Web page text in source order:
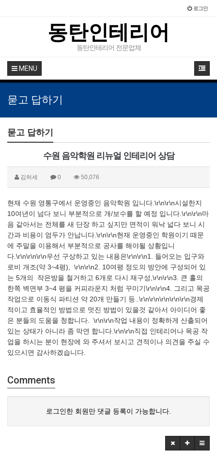
로그인
동탄인테리어
동탄인테리어 전문업체
MENU
묻고 답하기
묻고 답하기
수원 음악학원 리뉴얼 인테리어 상담
김허세 0 50,076
현재 수원 영통구에서 운영중인 음악학원 입니다.\r\n\r\n시설한지
10여년이 넘다 보니 부분적으로 개/보수를 할 예정 입니다.\r\n\r\n마
음 같아서는 전체를 새 단장 하고 싶지만 면적이 워낙 넓다 보니 시
간과 비용이 엄두가 안납니다.\r\n\r\n현재 운영중인 학원이기 때문
에 주말을 이용해서 부분적으로 공사를 해야될 상황입니
다.\r\n\r\n\r\n우선 구상하고 있는 내용은\r\n\r\n1. 들어오는 입구와
로비 개조(약 3~4평), \r\n\r\n2. 10여평 정도의 방안에 구성되어 있
는 5개의 작은방을 철거하고 6개로 다시 재구성,\r\n\r\n3. 큰 홀의
한쪽 벽면부 3~4 평을 커피라운지 처럼 꾸미기\r\n\r\n4. 그리고 목공
작업으로 이동식 파티션 약 20개 만들기 등..\r\n\r\n\r\n\r\n\r\n경제
적이고 효율적인 방법으로 멋진 방법이 있을것 같아서 아이디어 좋
은 분들의 도움을 청합니다. \r\n\r\n작업 내용이 정확하게 산출되어
있는 상태가 아니라 좀 막연 합니다.\r\n\r\n직접 인테리어나 목공 작
업을 하시는 분이 현장에 와 주셔서 보시고 견적이나 의견을 주실 수
있으시면 감사하겠습니다.
Comments
로그인한 회원만 댓글 등록이 가능합니다.